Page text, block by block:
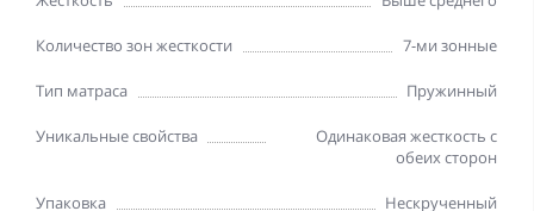
Количество зон жесткости 7-ми зонные
Тип матраса Пружинный
Уникальные свойства
Одинаковая жесткость с
обеих сторон
Упаковка Нескрученный